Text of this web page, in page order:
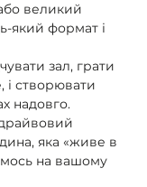
великий
який формат і
зал, грати
і створювати
надовго.
яка «живе в
на вашому